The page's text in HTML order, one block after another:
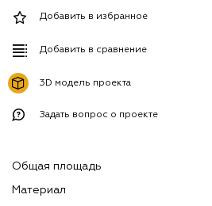
Добавить в избранное
Добавить в сравнение
3D модель проекта
Задать вопрос о проекте
Общая площадь
Материал